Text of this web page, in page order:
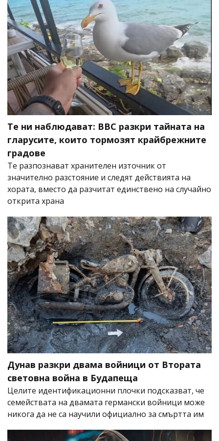
Те ни наблюдават: BBC разкри тайната на
гларусите, които тормозят крайбрежните
градове
Те разпознават хранителен източник от
значително разстояние и следят действията на
хората, вместо да разчитат единствено на случайно
открита храна
Дунав разкри двама войници от Втората
световна война в Будапеща
Целите идентификационни плочки подсказват, че
семействата на двамата германски войници може
никога да не са научили официално за смъртта им